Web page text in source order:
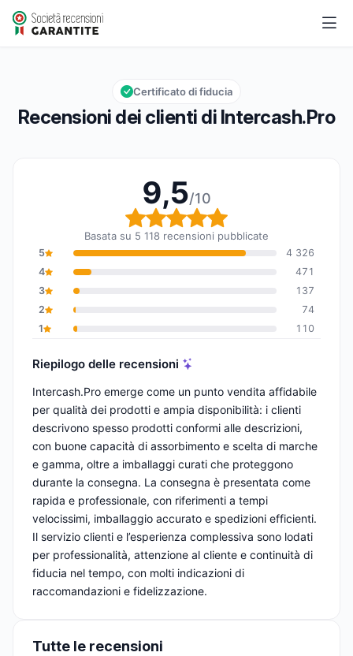
Intercash.Pro
Valutazione globale: 9,5 su 10
9,5/10
Recensioni dei clienti di Intercash.Pro
Certificato di fiducia
9,5/10
Valutazione globale:
Basata su 5 118 recensioni pubblicate
5
4 326
4
471
3
137
2
74
1
110
Riepilogo delle recensioni
Intercash.Pro emerge come un punto vendita affidabile
per qualità dei prodotti e ampia disponibilità: i clienti
descrivono spesso prodotti conformi alle descrizioni,
con buone capacità di assorbimento e scelta di marche
e gamma, oltre a imballaggi curati che proteggono
durante la consegna. La consegna è presentata come
rapida e professionale, con riferimenti a tempi
velocissimi, imballaggio accurato e spedizioni efficienti.
Il servizio clienti e l’esperienza complessiva sono lodati
per professionalità, attenzione al cliente e continuità di
fiducia nel tempo, con molti indicazioni di
raccomandazioni e fidelizzazione.
Tutte le recensioni